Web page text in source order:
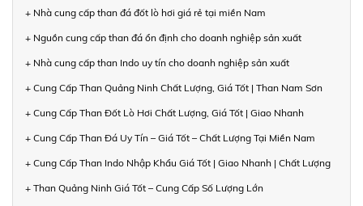
+ Nhà cung cấp than đá đốt lò hơi giá rẻ tại miền Nam
+ Nguồn cung cấp than đá ổn định cho doanh nghiệp sản xuất
+ Nhà cung cấp than Indo uy tín cho doanh nghiệp sản xuất
+ Cung Cấp Than Quảng Ninh Chất Lượng, Giá Tốt | Than Nam Sơn
+ Cung Cấp Than Đốt Lò Hơi Chất Lượng, Giá Tốt | Giao Nhanh
+ Cung Cấp Than Đá Uy Tín – Giá Tốt – Chất Lượng Tại Miền Nam
+ Cung Cấp Than Indo Nhập Khẩu Giá Tốt | Giao Nhanh | Chất Lượng
+ Than Quảng Ninh Giá Tốt – Cung Cấp Số Lượng Lớn